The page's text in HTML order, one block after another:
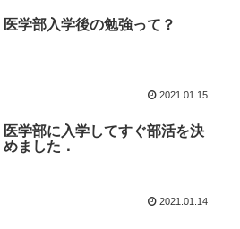
医学部入学後の勉強って？
2021.01.15
医学部に入学してすぐ部活を決
めました．
2021.01.14